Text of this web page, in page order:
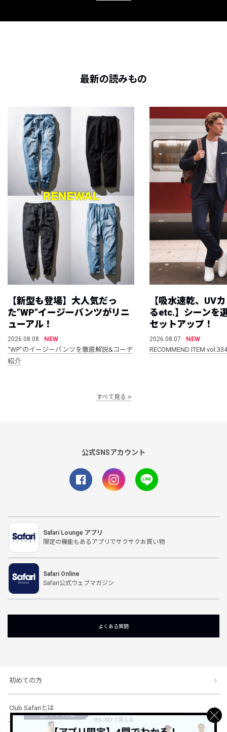
最新の読みもの
【新型も登場】大人気だっ
た”WP”イージーパンツがリニ
ューアル！
2026.08.08
NEW
“WP”のイージーパンツを徹底解説&コーデ
紹介
【吸水速乾、UV
るetc.】シーンを
セットアップ！
2026.08.07
NEW
RECOMMEND ITEM vol.334
すべて見る
公式SNSアカウント
Safari Lounge アプリ
限定の機能もあるアプリでサクサクお買い物
Safari Online
Safari公式ウェブマガジン
よくある質問
初めての方
Club Safariとは